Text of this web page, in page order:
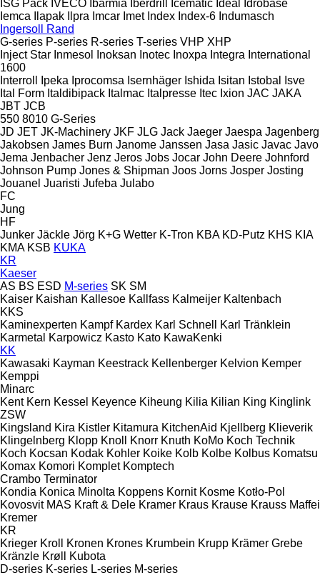
ISG Pack IVECO Ibarmia Iberdrill Icematic Ideal
Idrobase
Iemca
Ilapak Ilpra Imcar Imet Index Index-6 Indumasch
Ingersoll Rand
G-series P-series R-series T-series VHP XHP
Inject Star Inmesol Inoksan Inotec Inoxpa Integra International
1600
Interroll
Ipeka Iprocomsa Isernhäger Ishida Isitan Istobal
Isve
Ital Form Italdibipack Italmac Italpresse Itec Ixion JAC JAKA
JBT JCB
550 8010 G-Series
JD JET JK-Machinery JKF JLG Jack Jaeger Jaespa Jagenberg
Jakobsen James Burn Janome Janssen Jasa Jasic Javac Javo
Jema Jenbacher Jenz Jeros Jobs Jocar John Deere Johnford
Johnson Pump Jones & Shipman Joos Jorns Josper Josting
Jouanel Juaristi Jufeba Julabo
FC
Jung
HF
Junker Jäckle Jörg K+G Wetter K-Tron KBA KD-Putz KHS KIA
KMA KSB KUKA
KR
Kaeser
AS BS ESD M-series SK SM
Kaiser Kaishan Kallesoe Kallfass Kalmeijer Kaltenbach
KKS
Kaminexperten Kampf Kardex Karl Schnell
Karl Tränklein
Karmetal
Karpowicz Kasto Kato KawaKenki
KK
Kawasaki Kayman Keestrack Kellenberger Kelvion Kemper
Kemppi
Minarc
Kent Kern Kessel Keyence Kiheung Kilia Kilian King Kinglink
ZSW
Kingsland Kira Kistler Kitamura KitchenAid Kjellberg Klieverik
Klingelnberg Klopp Knoll Knorr Knuth KoMo Koch Technik
Koch Kocsan Kodak Kohler Koike Kolb Kolbe Kolbus Komatsu
Komax Komori Komplet Komptech
Crambo Terminator
Kondia Konica Minolta Koppens Kornit Kosme Kotło-Pol
Kovosvit MAS Kraft & Dele Kramer Kraus Krause Krauss Maffei
Kremer
KR
Krieger Kroll Kronen Krones Krumbein Krupp Krämer Grebe
Kränzle Krøll
Kubota
D-series K-series L-series M-series